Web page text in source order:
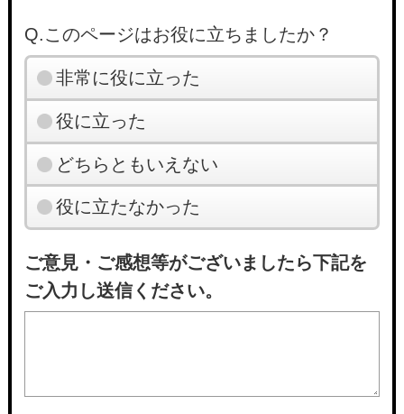
Q.このページはお役に立ちましたか？
非常に役に立った
役に立った
どちらともいえない
役に立たなかった
ご意見・ご感想等がございましたら下記を
ご入力し送信ください。